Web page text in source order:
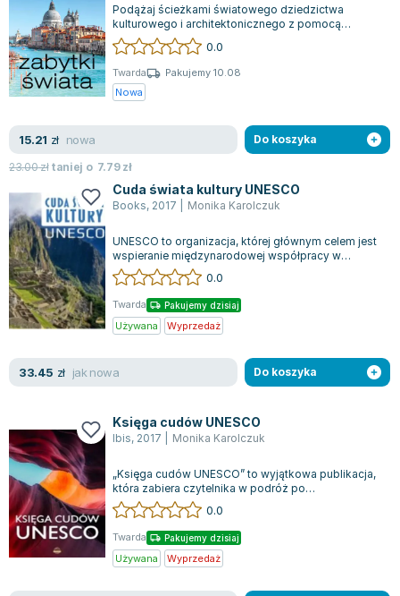
Jan Piński
Zygmunt Freud
Agata Passent
Michel Moran
Katarzyna Miller
Antoine de Saint Exupery
Lew Tołstoj
Mark Twain
Marcin Meller
Paulina Młynarska
ks. Piotr Pawlukiewicz
Jarosław Sokołowski
Piotr Semka
Joseph Murphy
Jan Sztaudynger
Aleksander Puszkin
Oscar Wilde
Małgorzata Ohme
Maddie Ziegler
Podążaj ścieżkami światowego dziedzictwa
kulturowego i architektonicznego z pomocą
jedynego w swoim rodzaju przewodnika! Wejdź w
ś...
0.0
Twarda
Pakujemy 10.08
Nowa
15.21 zł nowa
23.00złtaniej o 7.79zł
Do koszyka
Cuda świata kultury UNESCO
Books, 2017 Monika Karolczuk
UNESCO to organizacja, której głównym celem jest
wspieranie międzynarodowej współpracy w
dziedzinach takich jak kultura, sztuka i...
0.0
Twarda Pakujemy dzisiaj
Używana Wyprzedaż
33.45 zł jak nowa Do koszyka
Księga cudów UNESCO
Ibis, 2017 Monika Karolczuk
„Księga cudów UNESCO” to wyjątkowa publikacja,
która zabiera czytelnika w podróż po
oszałamiających miejscach wpisanych na Listę Ś...
0.0
Twarda Pakujemy dzisiaj
Używana Wyprzedaż